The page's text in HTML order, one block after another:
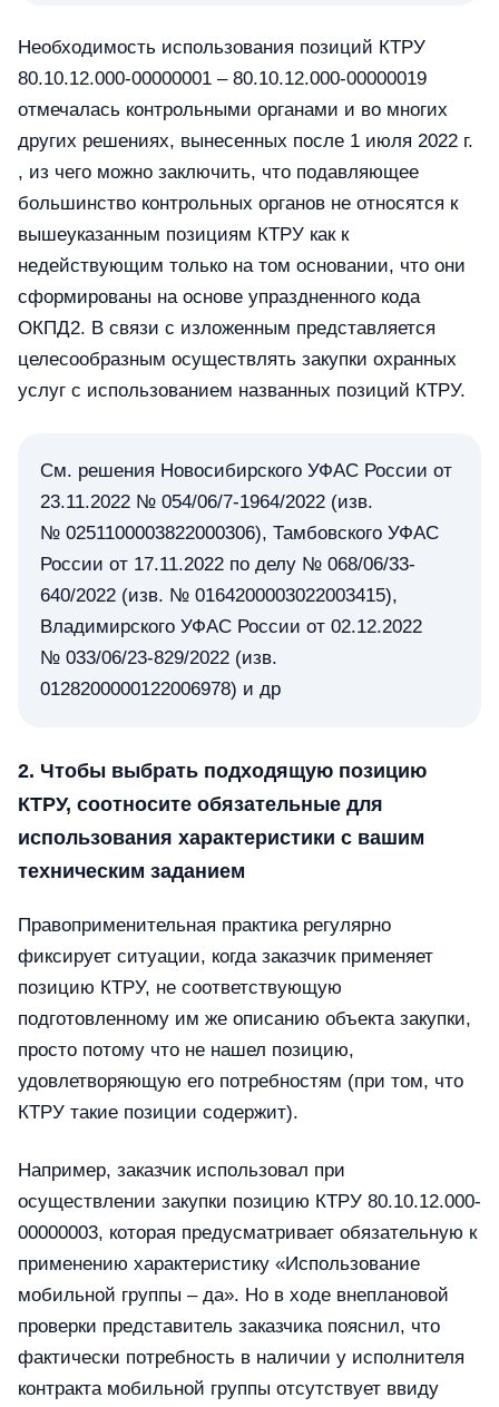
Необходимость использования позиций КТРУ
80.10.12.000-00000001 – 80.10.12.000-00000019
отмечалась контрольными органами и во многих
других решениях, вынесенных после 1 июля 2022 г.
, из чего можно заключить, что подавляющее
большинство контрольных органов не относятся к
вышеуказанным позициям КТРУ как к
недействующим только на том основании, что они
сформированы на основе упраздненного кода
ОКПД2. В связи с изложенным представляется
целесообразным осуществлять закупки охранных
услуг с использованием названных позиций КТРУ.
См. решения Новосибирского УФАС России от
23.11.2022 № 054/06/7-1964/2022 (изв.
№ 0251100003822000306), Тамбовского УФАС
России от 17.11.2022 по делу № 068/06/33-
640/2022 (изв. № 0164200003022003415),
Владимирского УФАС России от 02.12.2022
№ 033/06/23-829/2022 (изв.
0128200000122006978) и др
2. Чтобы выбрать подходящую позицию
КТРУ, соотносите обязательные для
использования характеристики с вашим
техническим заданием
Правоприменительная практика регулярно
фиксирует ситуации, когда заказчик применяет
позицию КТРУ, не соответствующую
подготовленному им же описанию объекта закупки,
просто потому что не нашел позицию,
удовлетворяющую его потребностям (при том, что
КТРУ такие позиции содержит).
Например, заказчик использовал при
осуществлении закупки позицию КТРУ 80.10.12.000-
00000003, которая предусматривает обязательную к
применению характеристику «Использование
мобильной группы – да». Но в ходе внеплановой
проверки представитель заказчика пояснил, что
фактически потребность в наличии у исполнителя
контракта мобильной группы отсутствует ввиду